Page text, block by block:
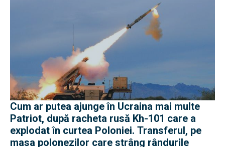
Cum ar putea ajunge în Ucraina mai multe
Patriot, după racheta rusă Kh-101 care a
explodat în curtea Poloniei. Transferul, pe
masa polonezilor care strâng rândurile